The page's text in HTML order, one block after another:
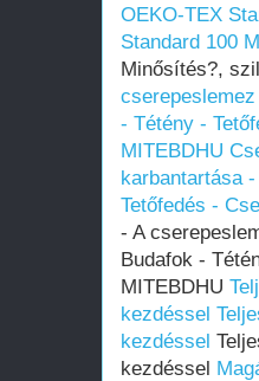
OEKO-TEX
Standard 100
Minősítés?,
- Tétény -
MITEBDHU
karbantartása
Tetőfedés -
- A
Budafok -
MITEBDHU
kezdéssel
kezdéssel
kezdéssel